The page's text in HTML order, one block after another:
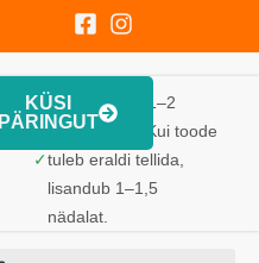
KÜSI
PÄRINGUT
✓
Trükk valmib 1–2
tööpäevaga. Kui toode
tuleb eraldi tellida,
lisandub 1–1,5
nädalat.